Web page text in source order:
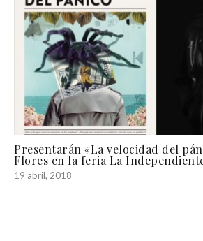
Presentarán «La velocidad del
Flores en la feria La
19 abril, 2018